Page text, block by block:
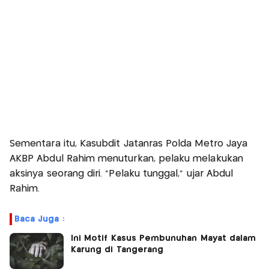
Sementara itu, Kasubdit Jatanras Polda Metro Jaya
AKBP Abdul Rahim menuturkan, pelaku melakukan
aksinya seorang diri. “Pelaku tunggal,” ujar Abdul
Rahim.
Baca Juga :
Ini Motif Kasus Pembunuhan Mayat dalam
Karung di Tangerang